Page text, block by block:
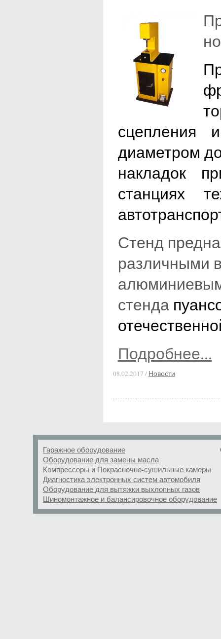
сцепления
диаметром
накладок
станциях
Стенд
различными
стенда
Подробнее...
08.02.2017 / Новости
Гаражное оборудование
Оборудование для замены масла
Компрессоры и Покрасночно-сушильные камеры
Диагностика электронных систем автомобиля
Оборудование для вытяжки выхлопных газов
Шиномонтажное и балансировочное оборудование